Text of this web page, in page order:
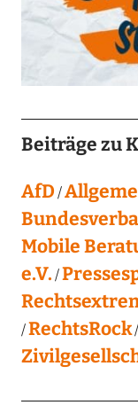
Beiträge zu
AfD
Mobile
e.V.
RechtsRock